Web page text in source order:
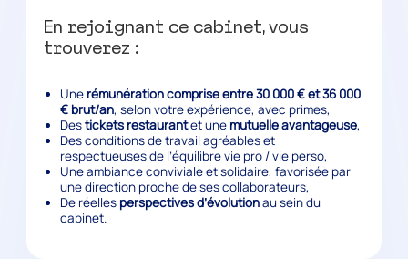
En rejoignant ce cabinet, vous
trouverez :
Une rémunération comprise entre 30 000 € et 36 000
€ brut/an, selon votre expérience, avec primes,
Destickets restaurantet une mutuelle avantageuse,
Des conditions de travail agréables et
respectueuses de l’équilibre vie pro / vie perso,
Une ambiance conviviale et solidaire, favorisée par
une direction proche de ses collaborateurs,
De réelles perspectives d’évolutionau sein du
cabinet.